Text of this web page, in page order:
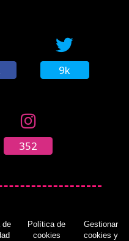
9k
352
de
Política de
cookies
Gestionar
cookies y